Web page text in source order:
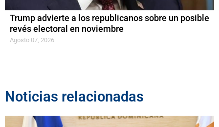
Trump advierte a los republicanos sobre un posible
revés electoral en noviembre
Agosto 07, 2026
Noticias relacionadas